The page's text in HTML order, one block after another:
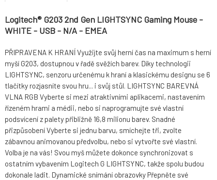
Logitech® G203 2nd Gen LIGHTSYNC Gaming Mouse -
WHITE - USB - N/A - EMEA
PŘIPRAVENA K HRANÍ Využijte svůj herní čas na maximum s herní
myší G203, dostupnou v řadě svěžích barev. Díky technologii
LIGHTSYNC, senzoru určenému k hraní a klasickému designu se 6
tlačítky rozjasníte svou hru... i svůj stůl. LIGHTSYNC BAREVNÁ
VLNA RGB Vyberte si mezi atraktivními aplikacemi, nastavením
řízeném hrami a médii, nebo si naprogramujte své vlastní
podsvícení z palety přibližně 16,8 milionu barev. Snadné
přizpůsobení Vyberte si jednu barvu, smíchejte tři, zvolte
zábavnou animovanou předvolbu, nebo si vytvořte své vlastní.
Volba je na vás! Svou myš můžete dokonce synchronizovat s
ostatním vybavením Logitech G LIGHTSYNC, takže spolu budou
dokonale ladit. Dynamické snímání obrazovky Přepněte své